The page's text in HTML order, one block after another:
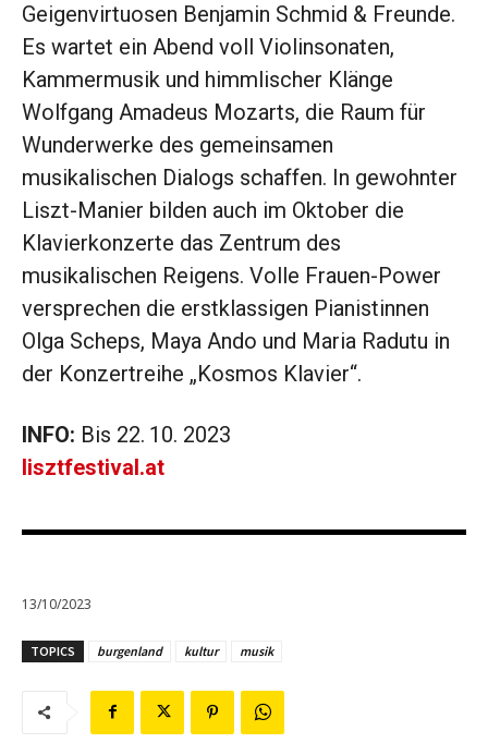
Geigenvirtuosen Benjamin Schmid & Freunde.
Es wartet ein Abend voll Violinsonaten,
Kammermusik und himmlischer Klänge
Wolfgang Amadeus Mozarts, die Raum für
Wunderwerke des gemeinsamen
musikalischen Dialogs schaffen. In gewohnter
Liszt-Manier bilden auch im Oktober die
Klavierkonzerte das Zentrum des
musikalischen Reigens. Volle Frauen-Power
versprechen die erstklassigen Pianistinnen
Olga Scheps, Maya Ando und Maria Radutu in
der Konzertreihe „Kosmos Klavier“.
INFO: Bis 22. 10. 2023
lisztfestival.at
13/10/2023
TOPICS burgenland kultur musik